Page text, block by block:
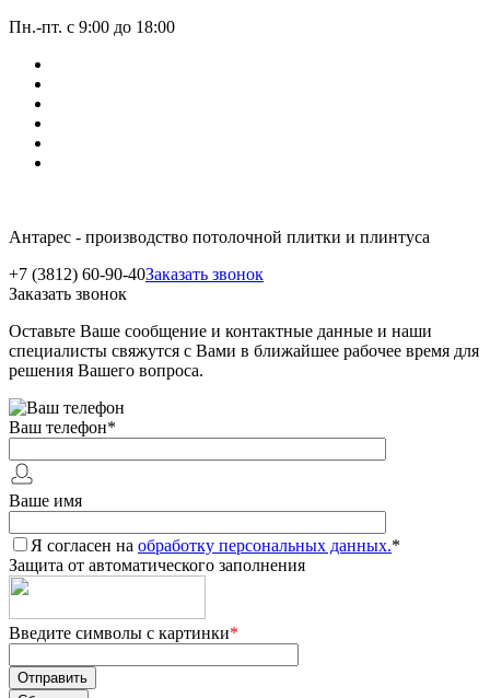
Пн.-пт. с 9:00 до 18:00
Антарес - производство потолочной плитки и плинтуса
+7 (3812) 60-90-40Заказать звонок
Заказать звонок
Оставьте Ваше сообщение и контактные данные и наши
специалисты свяжутся с Вами в ближайшее рабочее время для
решения Вашего вопроса.
Ваш телефон*
Ваше имя
Я согласен на обработку персональных данных.*
Защита от автоматического заполнения
Введите символы с картинки*